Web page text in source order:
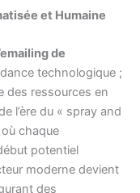
et Humaine
de
technologique ;
des ressources en
l’ère du « spray and
où chaque
potentiel
moderne devient
des